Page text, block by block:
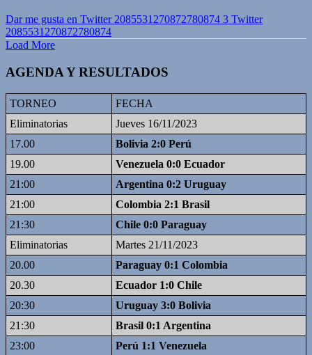
Dar me gusta en Twitter 2085531270872780874 3 Twitter
2085531270872780874
Load More
AGENDA Y RESULTADOS
TORNEO
FECHA
Eliminatorias
Jueves 16/11/2023
17.00
Bolivia 2:0 Perú
19.00
Venezuela 0:0 Ecuador
21:00
Argentina 0:2 Uruguay
21:00
Colombia 2:1 Brasil
21:30
Chile 0:0 Paraguay
Eliminatorias
Martes 21/11/2023
20.00
Paraguay 0:1 Colombia
20.30
Ecuador 1:0 Chile
20:30
Uruguay 3:0 Bolivia
21:30
Brasil 0:1 Argentina
23:00
Perú 1:1 Venezuela